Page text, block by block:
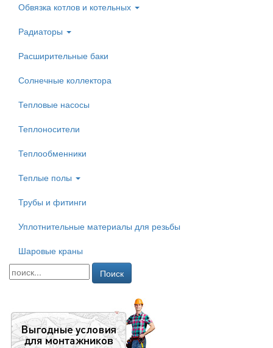
Обвязка котлов и котельных
Радиаторы
Расширительные баки
Солнечные коллектора
Тепловые насосы
Теплоносители
Теплообменники
Теплые полы
Трубы и фитинги
Уплотнительные материалы для резьбы
Шаровые краны
Поиск